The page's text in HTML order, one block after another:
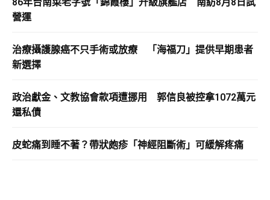
營運
治療攝護腺癌不只手術或放療 「海福刀」提供早期患者
新選擇
政治獻金、文教協會款項遭挪用 郭信良被控拿1072萬元
還私債
皮蛇痛到睡不著？帶狀皰疹「神經阻斷術」可緩解疼痛